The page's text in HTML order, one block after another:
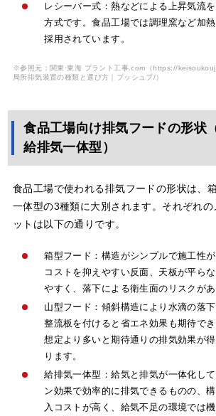
レシーバー式：熱などによる上昇気流
方式です。食品工場では調理窯など加
採用されています。
※参照元：関東·東海 プラント工事.com （https://
局所排気装置の種類と選び方｜プッシュプ/）
食品工場向け排気フードの形状
給排気一体型）
食品工場で使われる排気フードの形状は、
一体型の3種類に大別されます。それぞれの
ットは以下の通りです。
箱型フード：構造がシンプルで施工性
コストを抑えやすい反面、天板が平ら
やすく、落下による衛生面のリスクがあ
山型フード：傾斜構造により水滴の落下
整流板を付けると省エネ効果も期待で
想定より多いと期待通りの排気効果が
ります。
給排気一体型：給気と排気が一体化し
ン効果で効率的に排気できるものの、
入コストが高く、給気不足の環境では